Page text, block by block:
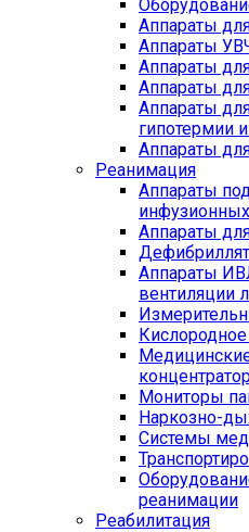
Аппараты
Аппараты
Аппараты
Аппараты
Аппараты
гипотермии
Аппараты
Реанимация
Аппараты
Аппараты
Аппараты
вентиляции
Мониторы
Наркозно-
Системы
реанимации
Реабилитация